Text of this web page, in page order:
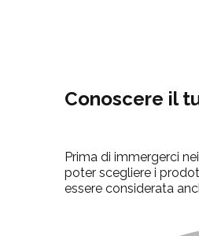
Conoscere il
Prima di immergerci
poter scegliere i
essere considerata